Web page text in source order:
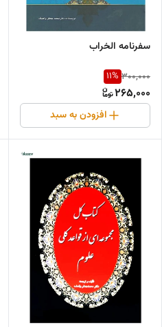
سفرنامه الخراب
300,000
11%
265,000
افزودن به سبد